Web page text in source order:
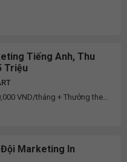
Tiếng Anh, Thu
Triệu
VND/tháng + Thưởng theo
Marketing In